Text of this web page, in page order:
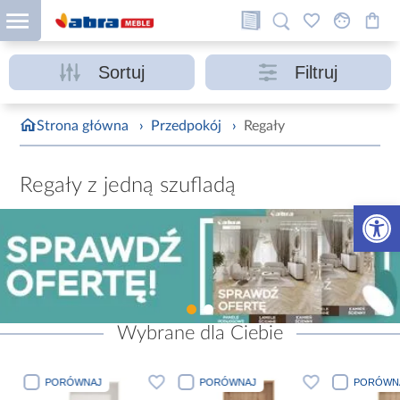
Otwórz
Sortuj Filtruj
Strona główna › Przedpokój › Regały
Regały z jedną szufladą
Wybrane dla Ciebie
PORÓWNAJ PORÓWNAJ